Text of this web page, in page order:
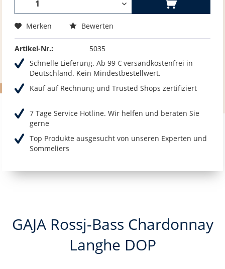
Merken Bewerten
Artikel-Nr.:
5035
Schnelle Lieferung. Ab 99 € versandkostenfrei in
Deutschland. Kein Mindestbestellwert.
Kauf auf Rechnung und Trusted Shops zertifiziert
7 Tage Service Hotline. Wir helfen und beraten Sie
gerne
Top Produkte ausgesucht von unseren Experten und
Sommeliers
GAJA Rossj-Bass Chardonnay
Langhe DOP